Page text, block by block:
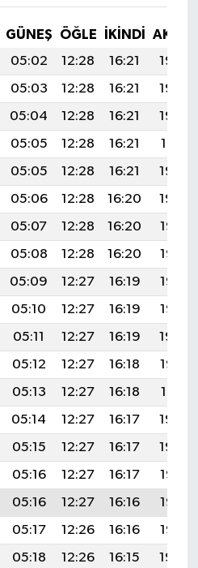
GÜNEŞ ÖĞLE İKINDI
05:02 12:28 16:21
19:43
05:03 12:28 16:21
19:43
05:04 12:28 16:21
19:42
05:05 12:28 16:21
19:41
05:05 12:28 16:21
19:40
05:06 12:28 16:20
19:39
05:07 12:28 16:20
19:38
05:08 12:28 16:20
19:37
05:09 12:27 16:19
19:36
05:10 12:27 16:19
19:35
05:11 12:27 16:19
19:34
05:12 12:27 16:18
19:33
05:13 12:27 16:18
19:31
05:14 12:27 16:17
19:30
05:15 12:27 16:17
19:29
05:16 12:27 16:17
19:28
05:16 12:27 16:16
19:27
05:17 12:26 16:16
19:25
05:18 12:26 16:15
19:24